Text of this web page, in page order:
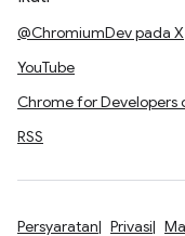
@ChromiumDev pada X
YouTube
Chrome for Developers
RSS
Persyaratan Privasi